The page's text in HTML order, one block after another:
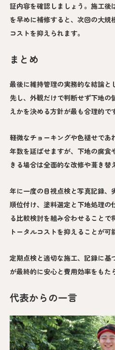
証内容を確認しましょう。施工後
を早めに補修すると、次回の大
コストを抑えられます。
まとめ
最後に維持管理の実務的な結論と
先し、外観だけで判断せず下地
えかを決める方針が最も合理的で
軽微なチョーキングや色褪せであ
年数を延ばせますが、下地の腐食
きる場合は全面的な改修や葺き替
年に一度の目視点検と写真記録、
順位付け、塗料選定と下地処理の
る比較検討を組み合わせること
トータルコストを抑えることが可
定期点検と適切な施工、記録に基
が最終的に安心と費用効率をもた
代表からの一言